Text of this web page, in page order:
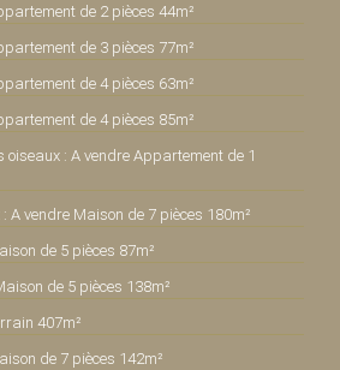
de 2 pièces 44m²
de 3 pièces 77m²
de 4 pièces 63m²
de 4 pièces 85m²
oiseaux : A vendre Appartement de 1
A vendre Maison de 7 pièces 180m²
de 5 pièces 87m²
de 5 pièces 138m²
407m²
de 7 pièces 142m²